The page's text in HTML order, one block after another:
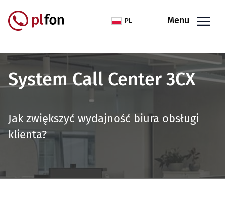
PL Menu
System Call Center 3CX
Jak zwiększyć wydajność biura obsługi
klienta?